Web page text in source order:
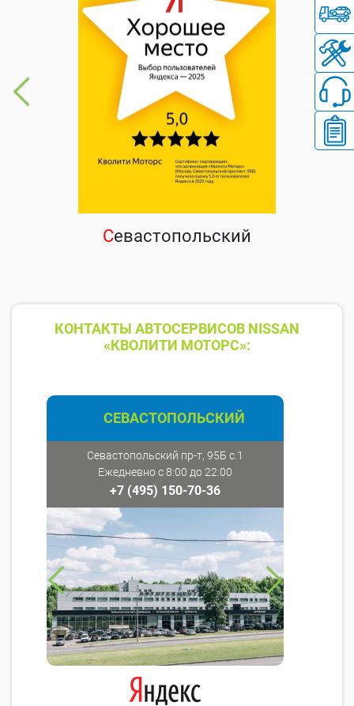
Севастопольский
КОНТАКТЫ АВТОСЕРВИСОВ NISSAN
«КВОЛИТИ МОТОРС»:
СЕВАСТОПОЛЬСКИЙ
Севастопольский пр-т, 95Б с.1
Ежедневно с 8:00 до 22:00
+7 (495) 150-70-36